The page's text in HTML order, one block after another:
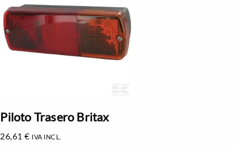
Piloto Trasero Britax
26,61€ IVA INCL.